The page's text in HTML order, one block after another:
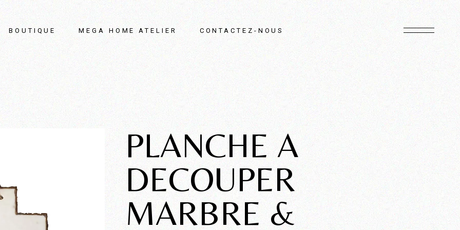
BOUTIQUE MEGA HOME ATELIER CONTACTEZ-NOUS
PLANCHE A
DECOUPER
MARBRE &